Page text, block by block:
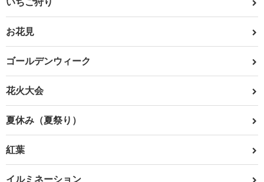
お花見
ゴールデンウィーク
花火大会
夏休み（夏祭り）
紅葉
イルミネーション